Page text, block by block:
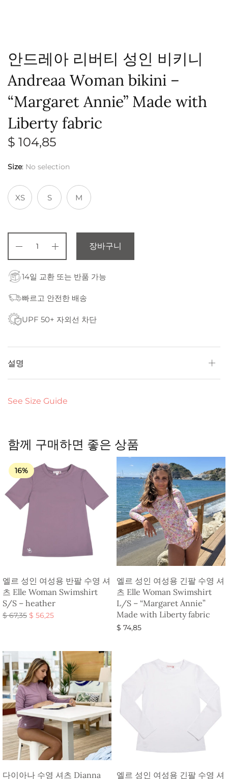
안드레아 리버티 성인 비키니
Andreaa Woman bikini –
“Margaret Annie” Made with
Liberty fabric
$ 104,85
Size: No selection
XS S M
장바구니
14일 교환 또는 반품 가능
빠르고 안전한 배송
UPF 50+ 자외선 차단
설명
See Size Guide
함께 구매하면 좋은 상품
16%
엘르 성인 여성용 반팔 수영 셔
츠 Elle Woman Swimshirt
S/S – heather
$67,35 원래 가
$ 56,25현재 가
엘르 성인 여성용 긴팔 수영 셔
츠 Elle Woman Swimshirt
L/S – “Margaret Annie”
Made with Liberty fabric
$ 74,85
다이아나 수영 셔츠 Dianna 엘르 성인 여성용 긴팔 수영 셔